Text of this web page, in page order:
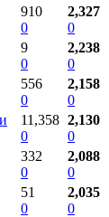
910
0
2,327
0
9
0
2,238
0
556
0
2,158
0
11,358
0
2,130
0
332
0
2,088
0
51
0
2,035
0